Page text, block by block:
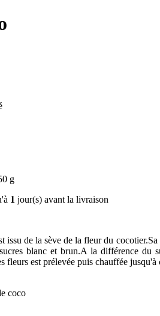
g
1 jour(s) avant la livraison
issu de la sève de la fleur du
blanc et brun.A la différence du
fleurs est prélevée puis chauffée
coco